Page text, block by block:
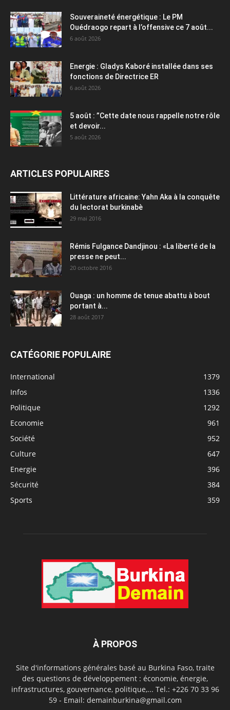
Souveraineté énergétique : Le PM
Ouédraogo repart à l’offensive ce 7 août...
6 août 2026
Energie : Gladys Kaboré installée dans ses
fonctions de Directrice ER
6 août 2026
5 août : ”Cette date nous rappelle notre rôle
et devoir...
5 août 2026
ARTICLES POPULAIRES
Littérature africaine: Yahn Aka à la conquête
du lectorat burkinabè
29 mai 2016
Rémis Fulgance Dandjinou : «La liberté de la
presse ne peut...
20 octobre 2016
Ouaga : un homme de tenue abattu à bout
portant à...
28 août 2017
CATÉGORIE POPULAIRE
International
1379
Infos
1336
Politique
1292
Economie
961
Société
952
Culture
647
Energie
396
Sécurité
384
Sports
359
À PROPOS
Site d'informations générales basé au Burkina Faso, traite
des questions de développement : économie, énergie,
infrastructures, gouvernance, politique,... Tel.: +226 70 33 96
59 - Email: demainburkina@gmail.com